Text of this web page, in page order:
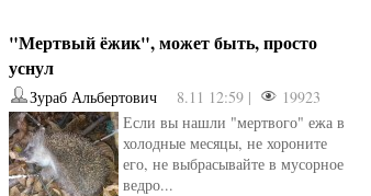
"Мертвый ёжик", может быть, просто
уснул
Зураб Альбертович 8.11 12:59 |
19923
Если вы нашли "мертвого" ежа в
холодные месяцы, не хороните
его, не выбрасывайте в мусорное
ведро...